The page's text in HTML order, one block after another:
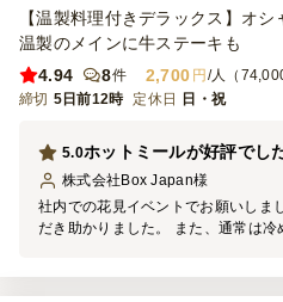
【温製料理付きデラックス】オ
温製のメインに牛ステーキも
4.94
8件 2,700 円 /人（
締切 5日前12時 定休日 日・祝
ホットミールが好評でし
5.0
株式会社Box Japan様
社内での花見イベントでお願いしま
だき助かりました。 また、通常は